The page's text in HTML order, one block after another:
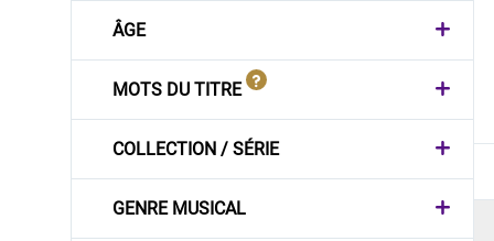
ÂGE
MOTS DU TITRE
COLLECTION / SÉRIE
GENRE MUSICAL